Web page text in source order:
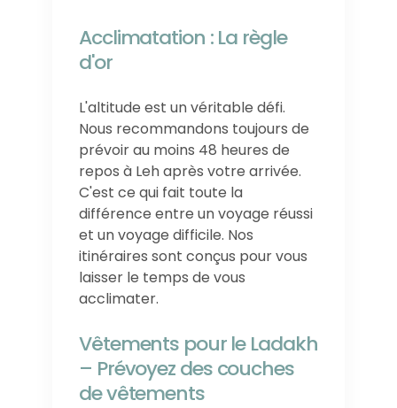
Acclimatation : La règle
d'or
L'altitude est un véritable défi.
Nous recommandons toujours de
prévoir au moins 48 heures de
repos à Leh après votre arrivée.
C'est ce qui fait toute la
différence entre un voyage réussi
et un voyage difficile. Nos
itinéraires sont conçus pour vous
laisser le temps de vous
acclimater.
Vêtements pour le Ladakh
– Prévoyez des couches
de vêtements